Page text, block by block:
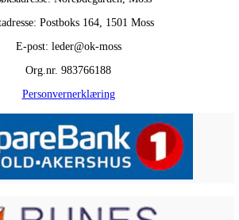
Postboks 164, 1501 Moss
E-post: leder@ok-moss
Org.nr. 983766188
Personvernerklæring